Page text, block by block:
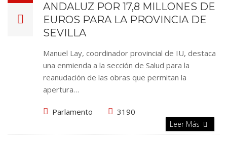
ANDALUZ POR 17,8 MILLONES DE
EUROS PARA LA PROVINCIA DE
SEVILLA
Manuel Lay, coordinador provincial de IU, destaca
una enmienda a la sección de Salud para la
reanudación de las obras que permitan la
apertura…
Parlamento 3190
Leer Más